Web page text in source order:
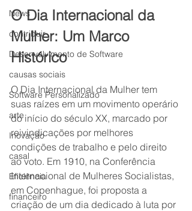
News
contribuir
Desenvolvimento de Software
causas sociais
Software Personalizado
arte
Inovação
casal
Eficiência
financeiro
O Dia Internacional da
Mulher: Um Marco
Histórico
O Dia Internacional da Mulher tem
suas raízes em um movimento operário
do início do século XX, marcado por
reivindicações por melhores
condições de trabalho e pelo direito
ao voto. Em 1910, na Conferência
Internacional de Mulheres Socialistas,
em Copenhague, foi proposta a
criação de um dia dedicado à luta por